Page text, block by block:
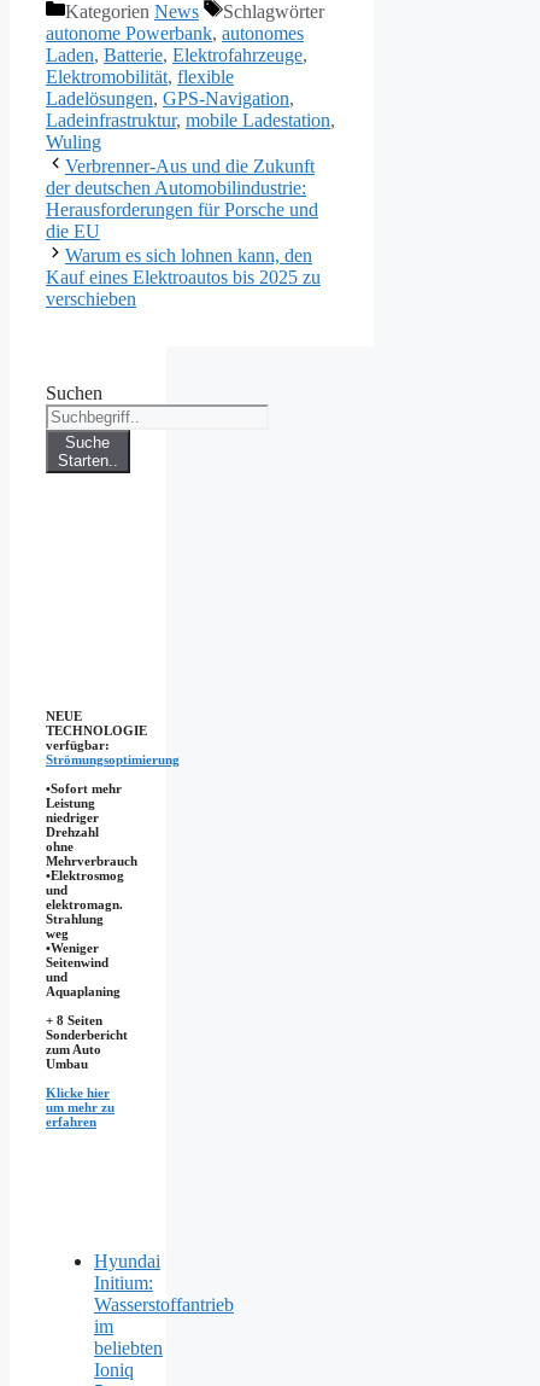
Kategorien News
Schlagwörter
autonome Powerbank, autonomes
Laden, Batterie, Elektrofahrzeuge,
Elektromobilität, flexible
Ladelösungen, GPS-Navigation,
Ladeinfrastruktur, mobile Ladestation,
Wuling
Verbrenner-Aus und die Zukunft
der deutschen Automobilindustrie:
Herausforderungen für Porsche und
die EU
Warum es sich lohnen kann, den
Kauf eines Elektroautos bis 2025 zu
verschieben
Suchen
Suche
Starten..
NEUE
TECHNOLOGIE
verfügbar:
Strömungsoptimierung
•Sofort mehr
Leistung
niedriger
Drehzahl
ohne
Mehrverbrauch
•Elektrosmog
und
elektromagn.
Strahlung
weg
•​Weniger
Seitenwind
und
Aquaplaning
+ 8 Seiten
Sonderbericht
zum Auto
Umbau
Klicke hier
um mehr zu
erfahren
Hyundai
Initium:
Wasserstoffantrieb
im
beliebten
Ioniq